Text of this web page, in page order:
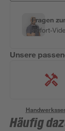
Fragen
Sofort-
Unsere
Häufig